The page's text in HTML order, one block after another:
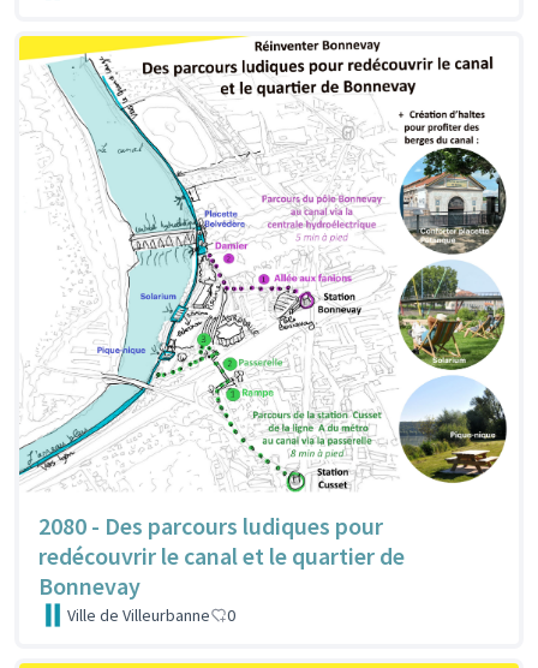
2080 - Des parcours ludiques pour
redécouvrir le canal et le quartier de
Bonnevay
Ville de Villeurbanne 0